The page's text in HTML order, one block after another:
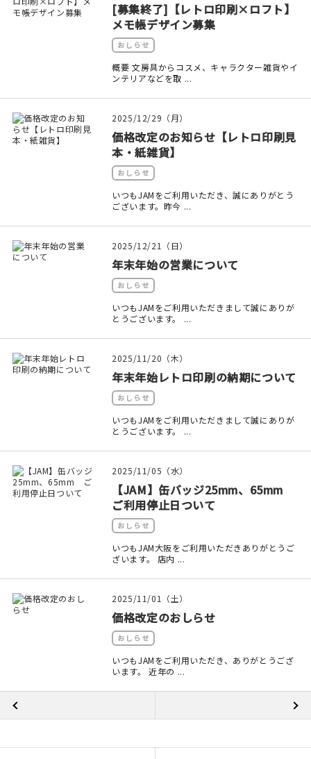
お問い合わせ
[募集終了]【レトロ印刷×ロフト】
メモ帳デザイン募集
おしらせ
概要 文房具からコスメ、キャラクター雑貨やイ
ンテリアなどを取 ...
2025/12/29（月）
価格改定のお知らせ【レトロ印刷見
本・紙雑貨】
おしらせ
いつもJAMをご利用いただき、誠にありがとう
ございます。昨今 ...
2025/12/21（日）
年末年始の営業について
おしらせ
いつもJAMをご利用いただきまして誠にありが
とうございます。 ...
2025/11/20（木）
年末年始レトロ印刷の納期について
おしらせ
いつもJAMをご利用いただきまして誠にありが
とうございます。 ...
2025/11/05（水）
【JAM】缶バッジ25mm、65mm
ご利用停止日ついて
おしらせ
いつもJAM大阪をご利用いただきありがとうご
ざいます。 店内 ...
2025/11/01（土）
価格改定のおしらせ
おしらせ
いつもJAMをご利用いただき、ありがとうござ
います。 近年の ...